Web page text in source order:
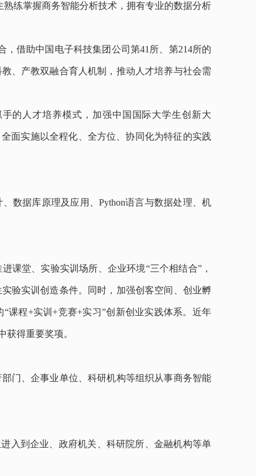
练掌握商务智能分析技术，拥有专业的数据分析
借助中国电子科技集团公司第41所、第214所的
、产教双融合育人机制，推动人才培养与社会需
的人才培养模式，加强中国国际大学生创新大
面实施以全程化、全方位、协同化为特征的实践
数据库原理及应用、 Python语言与数据处理、机
课堂、实验实训场所、企业环境“三个相结合”，
验实训创造条件。同时，加强创客空间、创业孵
课程+实训+竞赛+实习”创新创业实践体系。近年
获得重要奖项。
门、企事业单位、科研机构等组织从事商务智能
入到企业、政府机关、科研院所、金融机构等单